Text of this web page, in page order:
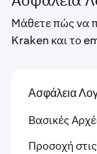
Μάθετε πώς να
Kraken και το
Ασφάλεια
Βασικές
Προσοχή